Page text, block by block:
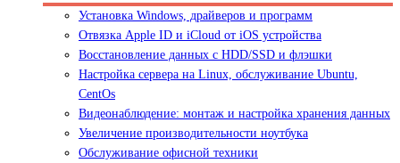
Установка Windows, драйверов и программ
Отвязка Apple ID и iCloud от iOS устройства
Восстановление данных с HDD/SSD и флэшки
Настройка сервера на Linux, обслуживание Ubuntu,
CentOs
Видеонаблюдение: монтаж и настройка хранения данных
Увеличение производительности ноутбука
Обслуживание офисной техники